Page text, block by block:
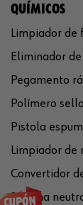
QUÍMICOS
Limpiador de
Eliminador
Pegamento
Polímero
Pistola
Limpiador de
Convertidor
Silicona